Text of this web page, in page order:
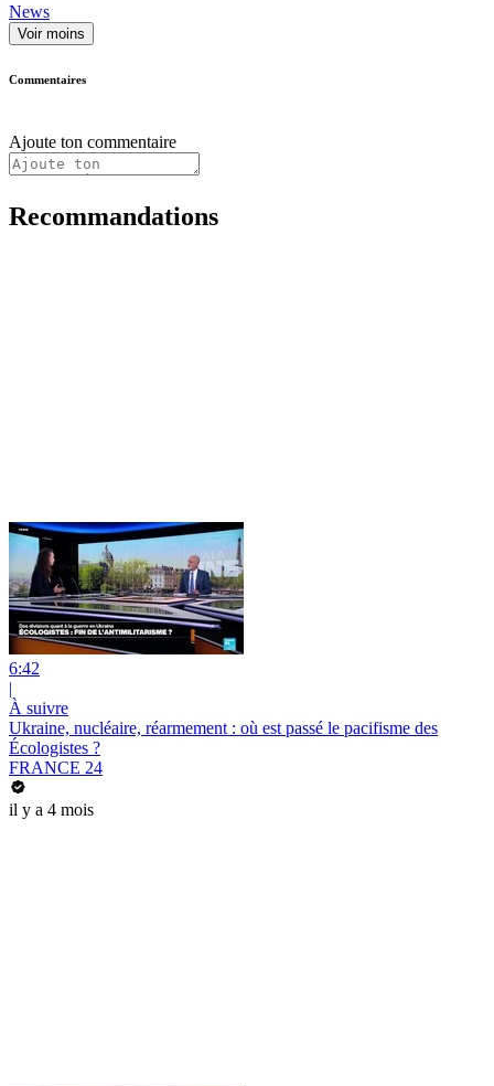
News
Voir moins
Commentaires
Ajoute ton commentaire
Recommandations
6:42
|
À suivre
Ukraine, nucléaire, réarmement : où est passé le pacifisme des
Écologistes ?
FRANCE 24
il y a 4 mois